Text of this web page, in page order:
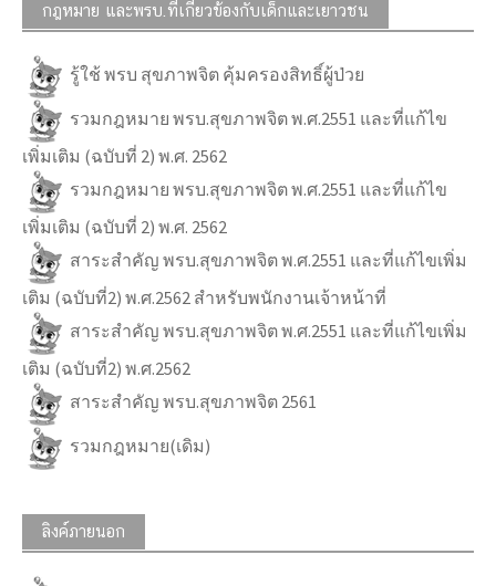
กฎหมาย และพรบ.ที่เกี่ยวข้องกับเด็กและเยาวชน
รู้ใช้ พรบ สุขภาพจิต คุ้มครองสิทธิ์ผู้ป่วย
รวมกฎหมาย พรบ.สุขภาพจิต พ.ศ.2551 และที่แก้ไข
เพิ่มเติม (ฉบับที่ 2) พ.ศ. 2562
รวมกฎหมาย พรบ.สุขภาพจิต พ.ศ.2551 และที่แก้ไข
เพิ่มเติม (ฉบับที่ 2) พ.ศ. 2562
สาระสำคัญ พรบ.สุขภาพจิต พ.ศ.2551 และที่แก้ไขเพิ่ม
เติม (ฉบับที่2) พ.ศ.2562 สำหรับพนักงานเจ้าหน้าที่
สาระสำคัญ พรบ.สุขภาพจิต พ.ศ.2551 และที่แก้ไขเพิ่ม
เติม (ฉบับที่2) พ.ศ.2562
สาระสำคัญ พรบ.สุขภาพจิต 2561
รวมกฎหมาย(เดิม)
ลิงค์ภายนอก